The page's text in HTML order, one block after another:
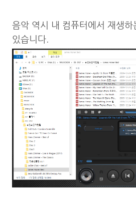
음악 역시 내 컴퓨터에서 재생
있습니다.